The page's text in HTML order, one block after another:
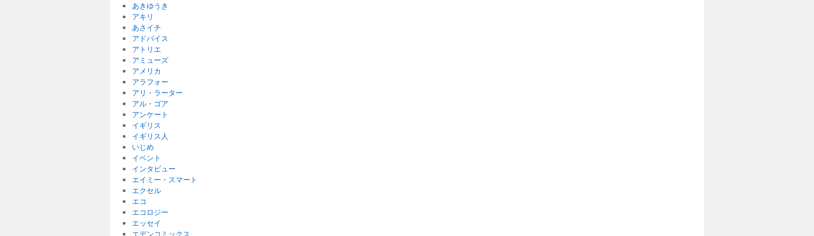
あきゆうき
アキリ
あさイチ
アドバイス
アトリエ
アミューズ
アメリカ
アラフォー
アリ・ラーター
アル・ゴア
アンケート
イギリス
イギリス人
いじめ
イベント
インタビュー
エイミー・スマート
エクセル
エコ
エコロジー
エッセイ
エデンコミックス